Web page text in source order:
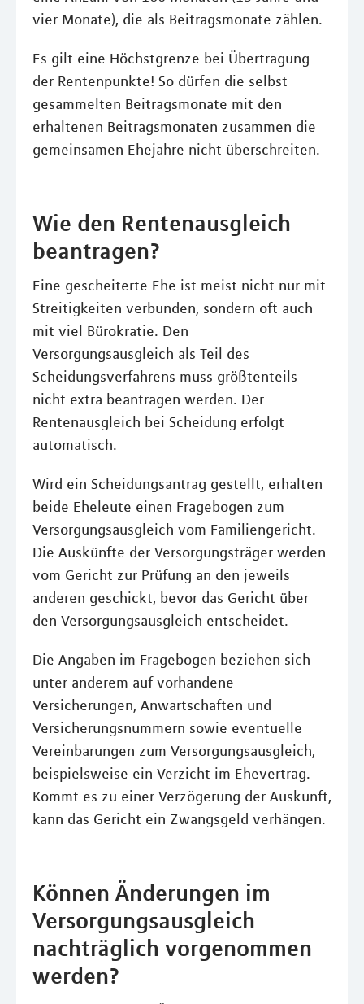
vier Monate), die als Beitragsmonate zählen.
Es gilt eine Höchstgrenze bei Übertragung
der Rentenpunkte! So dürfen die selbst
gesammelten Beitragsmonate mit den
erhaltenen Beitragsmonaten zusammen die
gemeinsamen Ehejahre nicht überschreiten.
Wie den Rentenausgleich
beantragen?
Eine gescheiterte Ehe ist meist nicht nur mit
Streitigkeiten verbunden, sondern oft auch
mit viel Bürokratie. Den
Versorgungsausgleich als Teil des
Scheidungsverfahrens muss größtenteils
nicht extra beantragen werden. Der
Rentenausgleich bei Scheidung erfolgt
automatisch.
Wird ein Scheidungsantrag gestellt, erhalten
beide Eheleute einen Fragebogen zum
Versorgungsausgleich vom Familiengericht.
Die Auskünfte der Versorgungsträger werden
vom Gericht zur Prüfung an den jeweils
anderen geschickt, bevor das Gericht über
den Versorgungsausgleich entscheidet.
Die Angaben im Fragebogen beziehen sich
unter anderem auf vorhandene
Versicherungen, Anwartschaften und
Versicherungsnummern sowie eventuelle
Vereinbarungen zum Versorgungsausgleich,
beispielsweise ein Verzicht im Ehevertrag.
Kommt es zu einer Verzögerung der Auskunft,
kann das Gericht ein Zwangsgeld verhängen.
Können Änderungen im
Versorgungsausgleich
nachträglich vorgenommen
werden?